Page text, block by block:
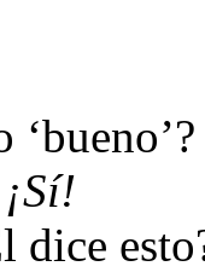
¡Sí!
dice